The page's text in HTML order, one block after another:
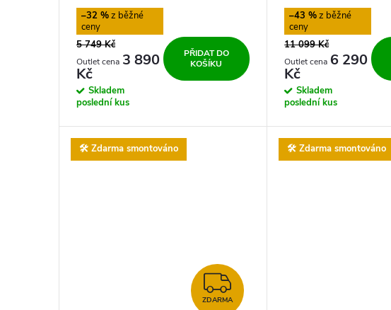
t
–32 %
5 749 Kč
3 890
Kč
Skladem
poslední kus
PŘIDAT DO
KOŠÍKU
–43 %
11 099 Kč
6 290
Kč
Skladem
poslední kus
🛠️ Zdarma smontováno
ZDARMA
ZDARMA
🛠️ Zdarma smontováno